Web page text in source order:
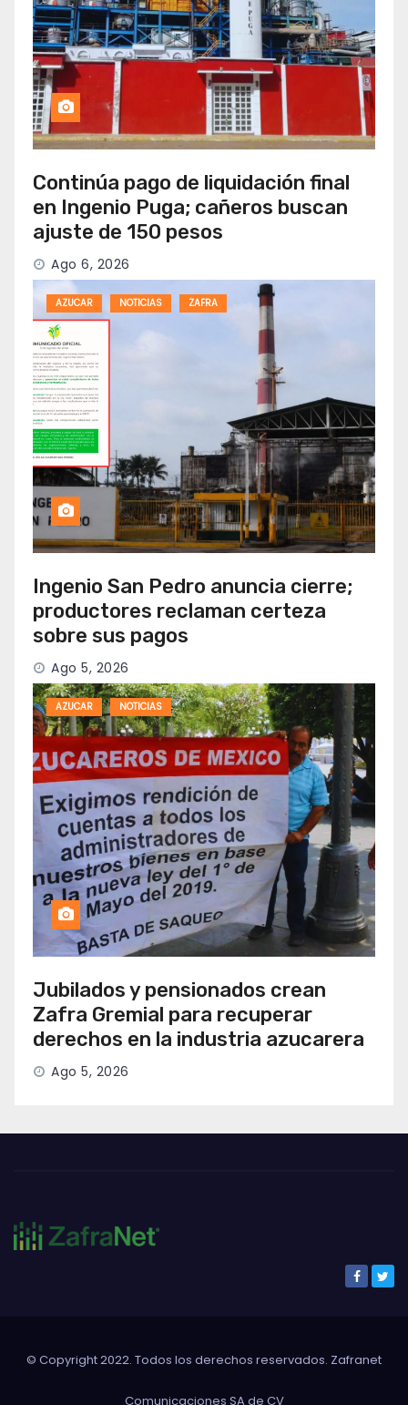
Continúa pago de liquidación final
en Ingenio Puga; cañeros buscan
ajuste de 150 pesos
Ago 6, 2026
AZUCAR NOTICIAS ZAFRA
Ingenio San Pedro anuncia cierre;
productores reclaman certeza
sobre sus pagos
Ago 5, 2026
AZUCAR NOTICIAS
Jubilados y pensionados crean
Zafra Gremial para recuperar
derechos en la industria azucarera
Ago 5, 2026
© Copyright 2022. Todos los derechos reservados. Zafranet
Comunicaciones SA de CV